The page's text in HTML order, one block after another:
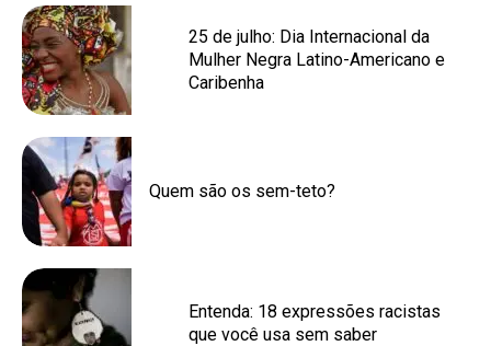
25 de julho: Dia Internacional da
Mulher Negra Latino-Americano e
Caribenha
Quem são os sem-teto?
Entenda: 18 expressões racistas
que você usa sem saber